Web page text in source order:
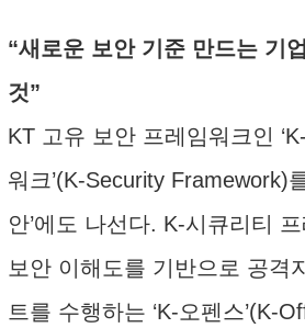
“새로운 보안 기준 만드는 기
것”
KT 고유 보안 프레임워크인
워크’(K-Security Framework)
안’에도 나선다. K-시큐리티
보안 이해도를 기반으로 공격
트를 수행하는 ‘K-오펜스’(K-